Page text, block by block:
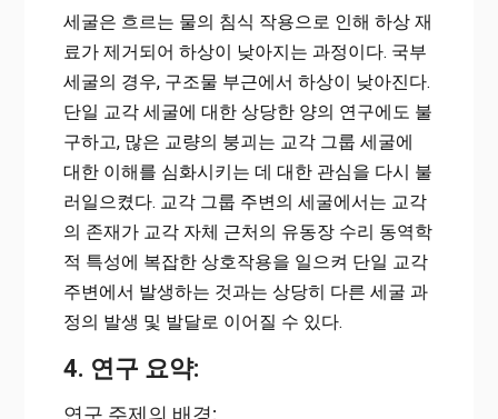
세굴은 흐르는 물의 침식 작용으로 인해 하상 재
료가 제거되어 하상이 낮아지는 과정이다. 국부
세굴의 경우, 구조물 부근에서 하상이 낮아진다.
단일 교각 세굴에 대한 상당한 양의 연구에도 불
구하고, 많은 교량의 붕괴는 교각 그룹 세굴에
대한 이해를 심화시키는 데 대한 관심을 다시 불
러일으켰다. 교각 그룹 주변의 세굴에서는 교각
의 존재가 교각 자체 근처의 유동장 수리 동역학
적 특성에 복잡한 상호작용을 일으켜 단일 교각
주변에서 발생하는 것과는 상당히 다른 세굴 과
정의 발생 및 발달로 이어질 수 있다.
4. 연구 요약:
연구 주제의 배경: